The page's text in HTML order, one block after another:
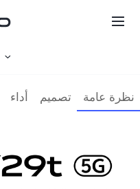
نظرة عامة تصميم أداء